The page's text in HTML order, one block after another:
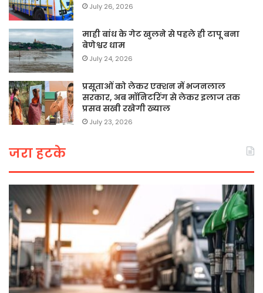
July 26, 2026
माही बांध के गेट खुलने से पहले ही टापू बना
बेणेश्वर धाम
July 24, 2026
प्रसूताओं को लेकर एक्शन में भजनलाल
सरकार, अब मॉनिटरिंग से लेकर इलाज तक
प्रसव सखी रखेगी ख्याल
July 23, 2026
जरा हटके